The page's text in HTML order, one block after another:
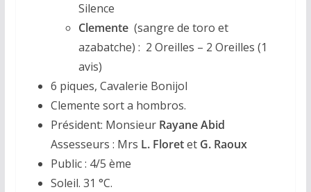
Silence
Clemente (sangre de toro et
azabatche) : 2 Oreilles – 2 Oreilles (1
avis)
6 piques, Cavalerie Bonijol
Clemente sort a hombros.
Président: Monsieur Rayane Abid
Assesseurs : Mrs L. Floretet G. Raoux
Public : 4/5 ème
Soleil. 31 °C.